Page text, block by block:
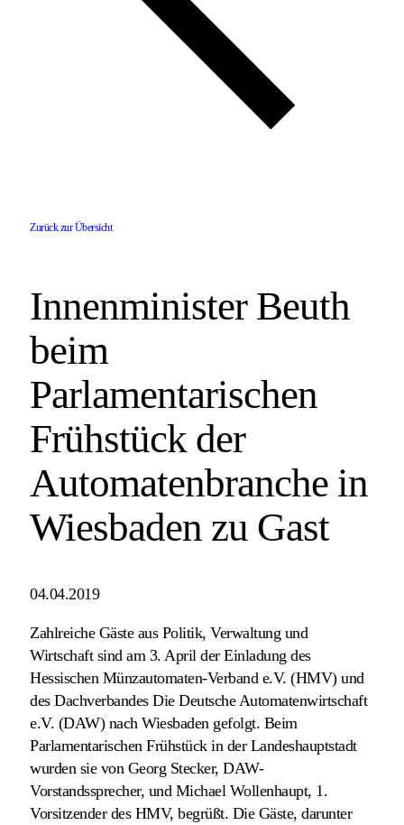
Zurück zur Übersicht
Innenminister Beuth
beim
Parlamentarischen
Frühstück der
Automatenbranche in
Wiesbaden zu Gast
04.04.2019
Zahlreiche Gäste aus Politik, Verwaltung und
Wirtschaft sind am 3. April der Einladung des
Hessischen Münzautomaten-Verband e.V. (HMV) und
des Dachverbandes Die Deutsche Automatenwirtschaft
e.V. (DAW) nach Wiesbaden gefolgt. Beim
Parlamentarischen Frühstück in der Landeshauptstadt
wurden sie von Georg Stecker, DAW-
Vorstandssprecher, und Michael Wollenhaupt, 1.
Vorsitzender des HMV, begrüßt. Die Gäste, darunter